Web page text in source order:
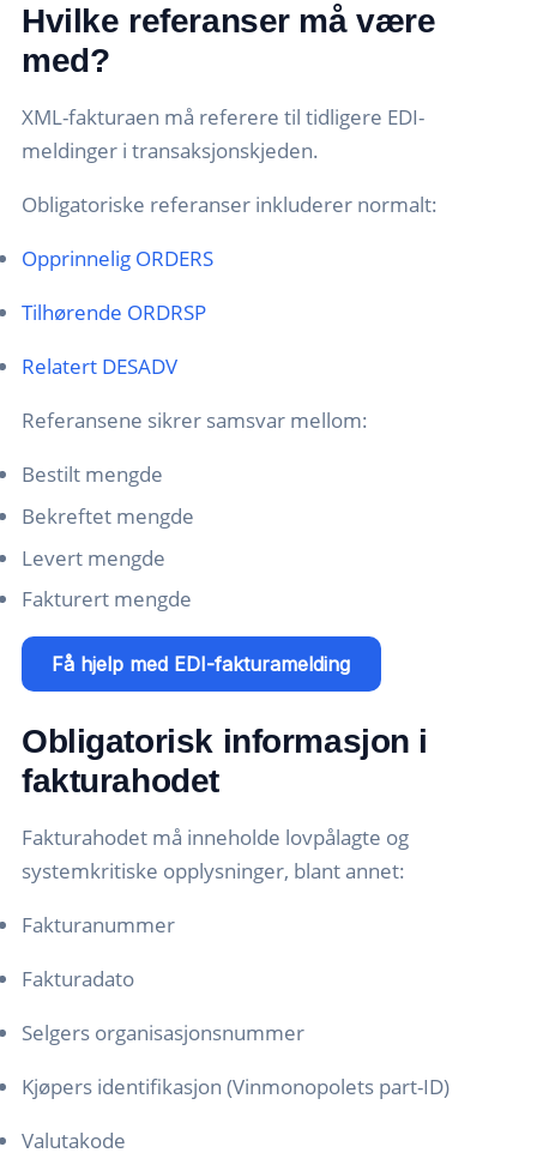
Hvilke referanser må være
med?
XML-fakturaen må referere til tidligere EDI-
meldinger i transaksjonskjeden.
Obligatoriske referanser inkluderer normalt:
Opprinnelig ORDERS
Tilhørende ORDRSP
Relatert DESADV
Referansene sikrer samsvar mellom:
Bestilt mengde
Bekreftet mengde
Levert mengde
Fakturert mengde
Få hjelp med EDI-fakturamelding
Obligatorisk informasjon i
fakturahodet
Fakturahodet må inneholde lovpålagte og
systemkritiske opplysninger, blant annet:
Fakturanummer
Fakturadato
Selgers organisasjonsnummer
Kjøpers identifikasjon (Vinmonopolets part-ID)
Valutakode